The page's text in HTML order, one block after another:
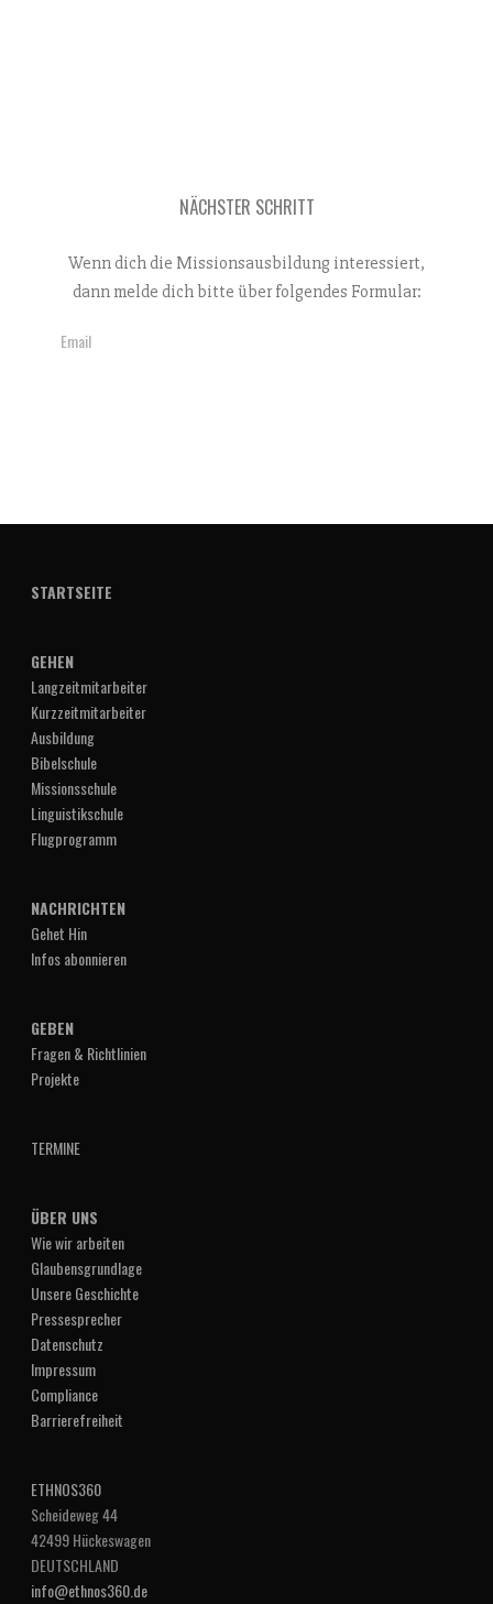
NÄCHSTER SCHRITT
Wenn dich die Missionsausbildung interessiert,
dann melde dich bitte über folgendes Formular:
Email
STARTSEITE
GEHEN
Langzeitmitarbeiter
Kurzzeitmitarbeiter
Ausbildung
Bibelschule
Missionsschule
Linguistikschule
Flugprogramm
NACHRICHTEN
Gehet Hin
Infos abonnieren
GEBEN
Fragen & Richtlinien
Projekte
TERMINE
ÜBER UNS
Wie wir arbeiten
Glaubensgrundlage
Unsere Geschichte
Pressesprecher
Datenschutz
Impressum
Compliance
Barrierefreiheit
ETHNOS360
Scheideweg 44
42499 Hückeswagen
DEUTSCHLAND
info@ethnos360.de